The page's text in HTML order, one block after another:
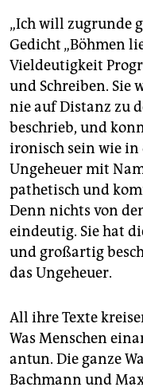
„Ich will zugrunde
Gedicht „Böhmen
Vieldeutigkeit
und Schreiben. Sie
nie auf Distanz zu
beschrieb, und
ironisch sein wie in
Ungeheuer mit
pathetisch und
Denn nichts von
eindeutig. Sie hat
und großartig
das Ungeheuer.
All ihre Texte
Was Menschen
antun. Die ganze
Bachmann und